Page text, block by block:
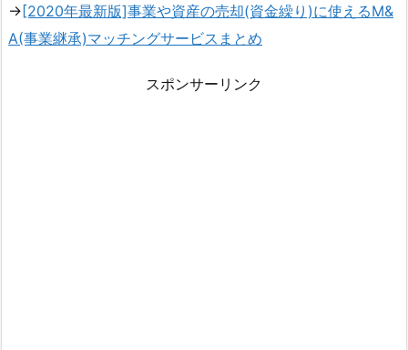
→[2020年最新版]事業や資産の売却(資金繰り)に使えるM&
A(事業継承)マッチングサービスまとめ
スポンサーリンク